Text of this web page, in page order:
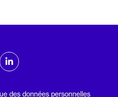
Linkedin
des données personnelles